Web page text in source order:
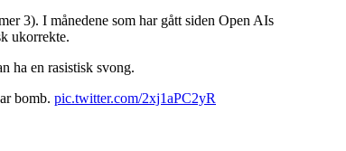
3). I månedene som har gått siden Open AIs
ukorrekte.
ha en rasistisk svong.
bomb. pic.twitter.com/2xj1aPC2yR